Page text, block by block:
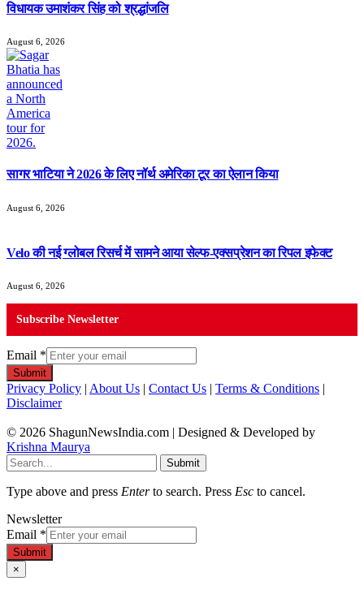
विधायक उमाशंकर सिंह को श्रद्धांजलि
August 6, 2026
सागर भाटिया ने 2026 के लिए नॉर्थ अमेरिका टूर का ऐलान किया
August 6, 2026
Velo की नई ग्लोबल रिसर्च में सामने आया सेल्फ-एक्सप्रेशन का रिपल इफेक्ट
August 6, 2026
Subscribe Newsletter
Email *
Submit
Privacy Policy | About Us | Contact Us | Terms & Conditions |
Disclaimer
© 2026 ShagunNewsIndia.com | Designed & Developed by
Krishna Maurya
Submit
Type above and press Enterto search. Press Esc to cancel.
Newsletter
Email *
Submit
×